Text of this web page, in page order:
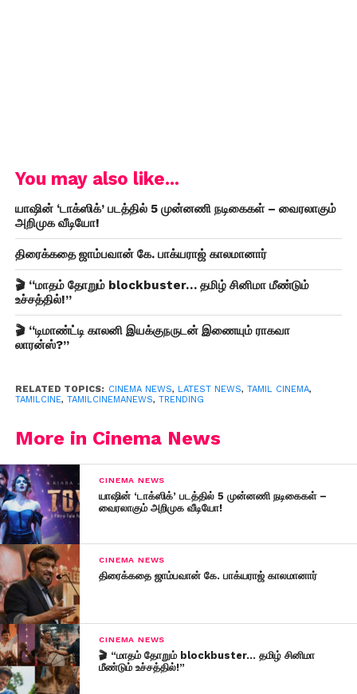
You may also like...
யாஷின் ‘டாக்ஸிக்’ படத்தில் 5 முன்னணி நடிகைகள் – வைரலாகும்
அறிமுக வீடியோ!
திரைக்கதை ஜாம்பவான் கே. பாக்யராஜ் காலமானார்
🎬 “மாதம் தோறும் blockbuster… தமிழ் சினிமா மீண்டும்
உச்சத்தில்!”
🎬 “டிமாண்ட்டி காலனி இயக்குநருடன் இணையும் ராகவா
லாரன்ஸ்?”
RELATED TOPICS: CINEMA NEWS, LATEST NEWS, TAMIL CINEMA,
TAMILCINE, TAMILCINEMANEWS, TRENDING
More in Cinema News
CINEMA NEWS
யாஷின் ‘டாக்ஸிக்’ படத்தில் 5 முன்னணி நடிகைகள் –
வைரலாகும் அறிமுக வீடியோ!
CINEMA NEWS
திரைக்கதை ஜாம்பவான் கே. பாக்யராஜ் காலமானார்
CINEMA NEWS
🎬 “மாதம் தோறும் blockbuster… தமிழ் சினிமா
மீண்டும் உச்சத்தில்!”